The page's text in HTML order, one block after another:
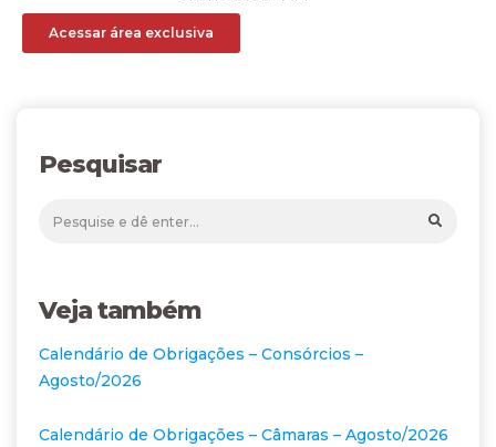
Acessar área exclusiva
Pesquisar
Veja também
Calendário de Obrigações – Consórcios –
Agosto/2026
Calendário de Obrigações – Câmaras – Agosto/2026